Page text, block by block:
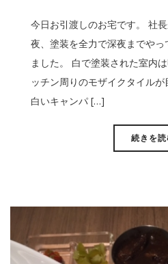
今日お引渡しのお宅です。 社
夜、塗装を全力で深夜までやっ
ました。 白で塗装された室内
ッチン周りのモザイクタイルが
白いキャンパ […]
続きを読